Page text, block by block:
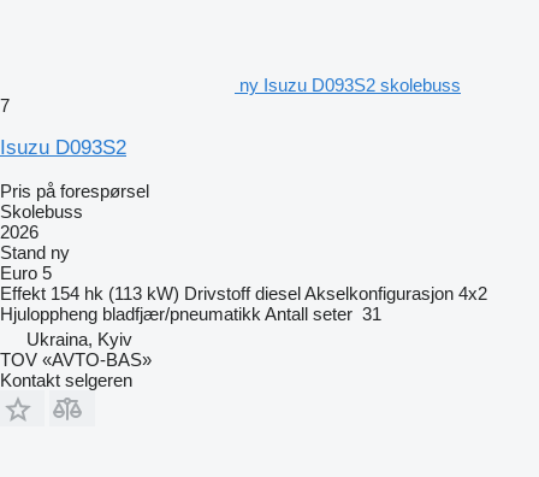
ny Isuzu D093S2 skolebuss
7
Isuzu D093S2
Pris på forespørsel
Skolebuss
2026
Stand ny
Euro 5
Effekt 154 hk (113 kW) Drivstoff dieselAkselkonfigurasjon 4x2
Hjuloppheng bladfjær/pneumatikk Antall seter 31
Ukraina, Kyiv
TOV «AVTO-BAS»
Kontakt selgeren